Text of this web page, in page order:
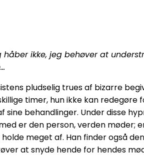
ikke, jeg behøver at
pludselig trues af bizarre
timer, hun ikke kan
behandlinger. Under disse
er den person, verden møder;
meget af. Han finder også
at snyde hende for hendes